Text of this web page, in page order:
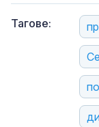
Тагове: